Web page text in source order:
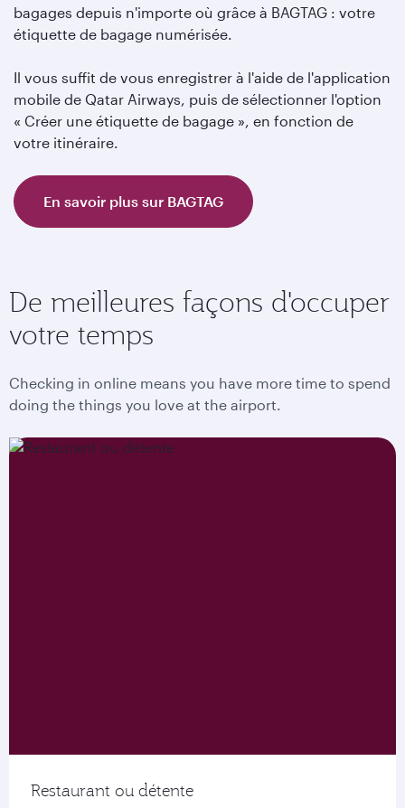
bagages depuis n'importe où grâce à BAGTAG : votre
étiquette de bagage numérisée.
Il vous suffit de vous enregistrer à l'aide de l'application
mobile de Qatar Airways, puis de sélectionner l'option
« Créer une étiquette de bagage », en fonction de
votre itinéraire.
En savoir plus sur BAGTAG
De meilleures façons d'occuper
votre temps
Checking in online means you have more time to spend
doing the things you love at the airport.
Restaurant ou détente